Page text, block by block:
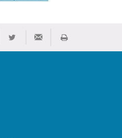
on Facebook
Share on TwitterShare via EmailImprimir